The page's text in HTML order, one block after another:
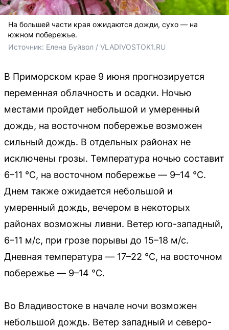
На большей части края ожидаются дожди, сухо — на
южном побережье.
Источник: Елена Буйвол / VLADIVOSTOK1.RU
В Приморском крае 9 июня прогнозируется
переменная облачность и осадки. Ночью
местами пройдет небольшой и умеренный
дождь, на восточном побережье возможен
сильный дождь. В отдельных районах не
исключены грозы. Температура ночью составит
6–11 °C, на восточном побережье — 9–14 °C.
Днем также ожидается небольшой и
умеренный дождь, вечером в некоторых
районах возможны ливни. Ветер юго-западный,
6–11 м/с, при грозе порывы до 15–18 м/с.
Дневная температура — 17–22 °C, на восточном
побережье — 9–14 °C.
Во Владивостоке в начале ночи возможен
небольшой дождь. Ветер западный и северо-